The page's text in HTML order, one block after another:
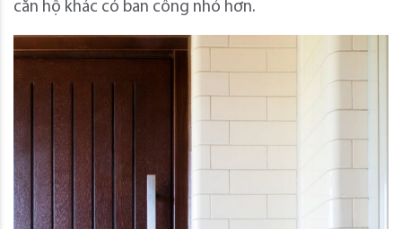
căn hộ khác có ban công nhỏ hơn.